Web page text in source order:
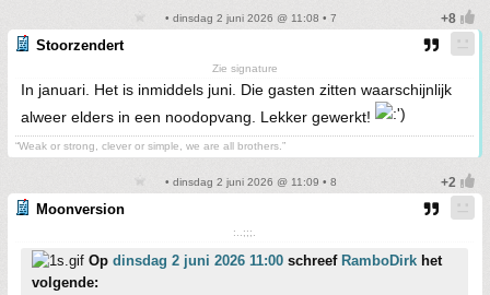
• dinsdag 2 juni 2026 @ 11:08 • 7
Stoorzendert
Zie signature
In januari. Het is inmiddels juni. Die gasten zitten waarschijnlijk
alweer elders in een noodopvang. Lekker gewerkt!
“Weak or strong, clever or simple, we are all brothers.”
• dinsdag 2 juni 2026 @ 11:09 • 8
Moonversion
:..;;;.
Op dinsdag 2 juni 2026 11:00 schreef RamboDirk het
volgende: